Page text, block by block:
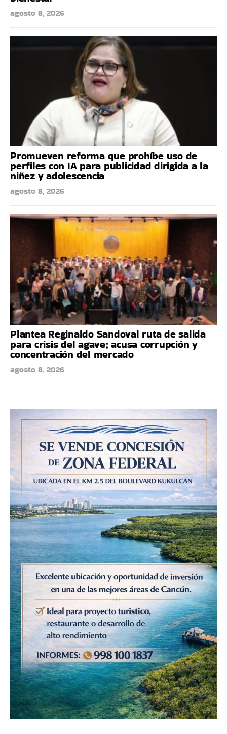
agosto 8, 2026
Promueven reforma que prohíbe uso de
perfiles con IA para publicidad dirigida a la
niñez y adolescencia
agosto 8, 2026
Plantea Reginaldo Sandoval ruta de salida
para crisis del agave; acusa corrupción y
concentración del mercado
agosto 8, 2026